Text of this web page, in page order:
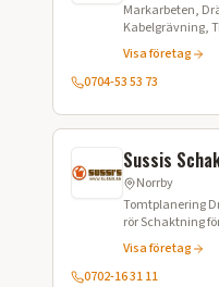
Markarbeten,
Kabelgrävning,
Snöröjning,
Fuktisolering
Visa företag
0704-53 53 73
Sussis
Norrby
Tomtplanering
rör Schaktning
Snöröjning/
fjärrvärme
Visa företag
0702-16 31 11